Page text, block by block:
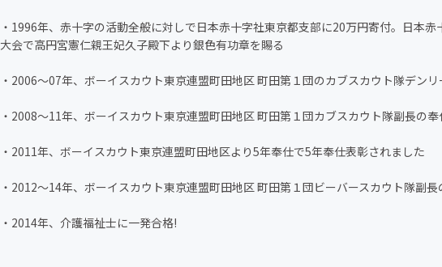
・1996年、赤十字の活動全般に対しで日本赤十字社東京都支部に20万円寄付。日本赤
大会で高円宮憲仁親王妃久子殿下より銀色有功章を賜る
・2006〜07年、ボーイスカウト東京連盟町田地区 町田第１団のカブスカウト隊デン
・2008〜11年、ボーイスカウト東京連盟町田地区 町田第１団カブスカウト隊副長の奉
・2011年、ボーイスカウト東京連盟町田地区より5年奉仕で5年奉仕表彰されました
・2012〜14年、ボーイスカウト東京連盟町田地区 町田第１団ビーバースカウト隊副長
・2014年、介護福祉士に一発合格!